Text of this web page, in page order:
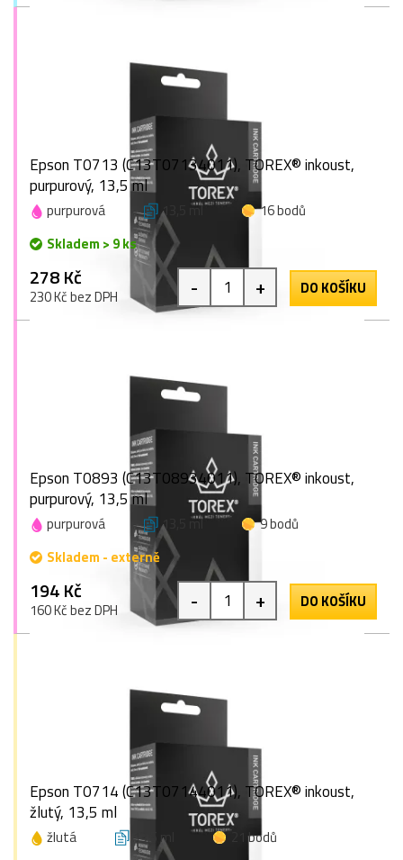
Epson T0713 (C13T07134011), TOREX® inkoust,
purpurový, 13,5 ml
purpurová 13,5 ml
16 bodů
Skladem > 9 ks
278 Kč
230 Kč bez DPH - + DO KOŠÍKU
Epson T0893 (C13T08934011), TOREX® inkoust,
purpurový, 13,5 ml
purpurová 13,5 ml
9 bodů
Skladem - externě
194 Kč
160 Kč bez DPH - + DO KOŠÍKU
Epson T0714 (C13T07144011), TOREX® inkoust,
žlutý, 13,5 ml
žlutá 13,5 ml 21 bodů